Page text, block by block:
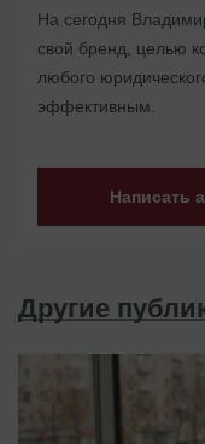
На сегодня
свой бренд, целью
любого
эффективным.
Написать
Другие